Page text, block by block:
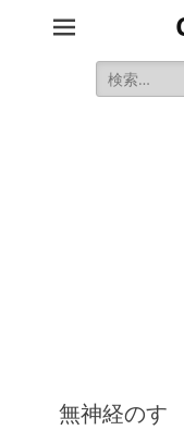
検
索:
無神経のす